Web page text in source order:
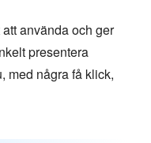
använda och ger
presentera
med några få klick,